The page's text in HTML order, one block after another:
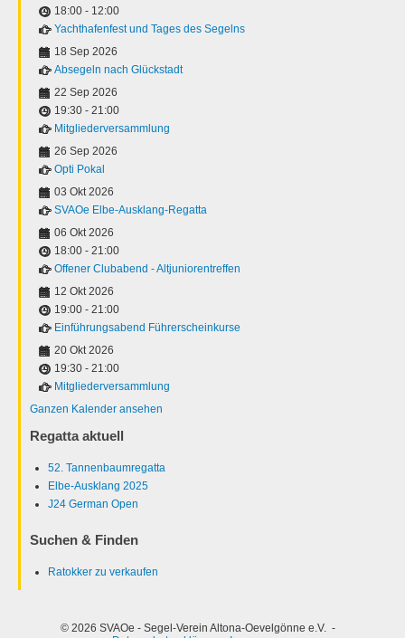
18:00 - 12:00
Yachthafenfest und Tages des Segelns
18 Sep 2026
Absegeln nach Glückstadt
22 Sep 2026
19:30 - 21:00
Mitgliederversammlung
26 Sep 2026
Opti Pokal
03 Okt 2026
SVAOe Elbe-Ausklang-Regatta
06 Okt 2026
18:00 - 21:00
Offener Clubabend - Altjuniorentreffen
12 Okt 2026
19:00 - 21:00
Einführungsabend Führerscheinkurse
20 Okt 2026
19:30 - 21:00
Mitgliederversammlung
Ganzen Kalender ansehen
Regatta aktuell
52. Tannenbaumregatta
Elbe-Ausklang 2025
J24 German Open
Suchen & Finden
Ratokker zu verkaufen
© 2026 SVAOe - Segel-Verein Altona-Oevelgönne e.V. -